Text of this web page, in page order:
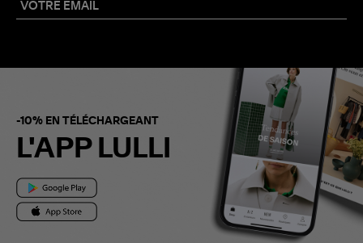
-10% EN TÉLÉCHARGEANT
L'APP LULLI